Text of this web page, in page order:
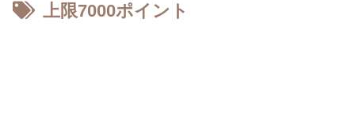
上限7000ポイント